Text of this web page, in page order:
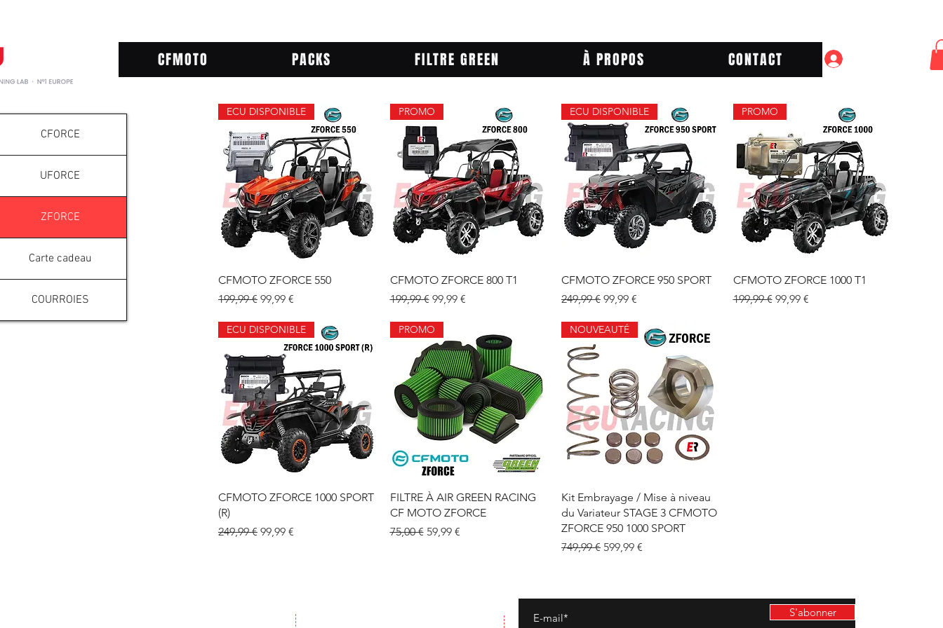
CFMOTO PACKS FILTRE GREEN À PROPOS CONTACT
CFORCE
UFORCE
ZFORCE
Carte cadeau
COURROIES
Aperçu rapide
ECU DISPONIBLE
CFMOTO ZFORCE 550
Prix original
199,99 € Prix promotionnel
99,99 €
Aperçu rapide
PROMO
CFMOTO ZFORCE 800 T1
Prix original
199,99 € Prix promotionnel
99,99 €
Aperçu rapide
ECU DISPONIBLE
CFMOTO ZFORCE 950 SPORT
Prix original
249,99 € Prix promotionnel
99,99 €
Aperçu rapide
PROMO
CFMOTO ZFORCE 1000 T1
Prix original
199,99 € Prix promotionnel
99,99 €
Aperçu rapide
ECU DISPONIBLE
CFMOTO ZFORCE 1000 SPORT
(R)
Prix original
249,99 € Prix promotionnel
99,99 €
Aperçu rapide
PROMO
FILTRE À AIR GREEN RACING
CF MOTO ZFORCE
Prix original
75,00 € Prix promotionnel
59,99 €
Aperçu rapide
NOUVEAUTÉ
Kit Embrayage / Mise à niveau
du Variateur STAGE 3 CFMOTO
ZFORCE 950 1000 SPORT
Prix original
749,99 € Prix promotionnel
599,99 €
S'abonner